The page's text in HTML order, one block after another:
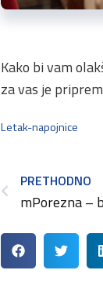
Kako bi vam
za vas je
Letak-napojnice
PRETHODNO